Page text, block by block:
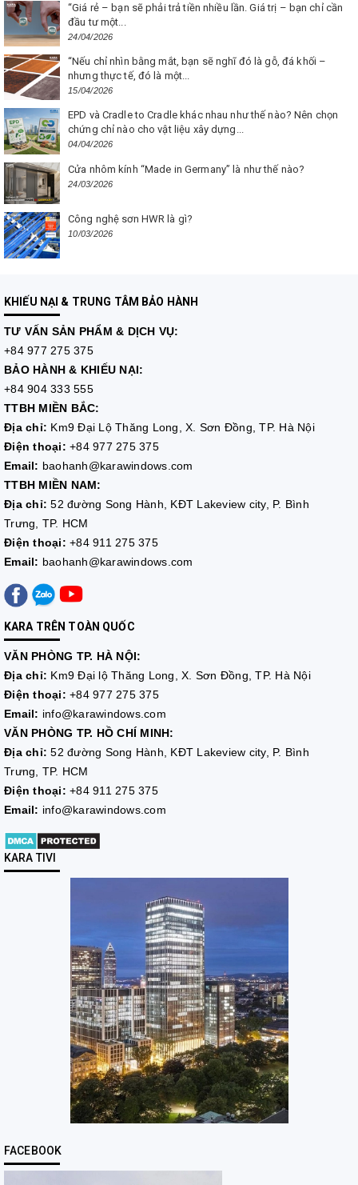
“Giá rẻ – bạn sẽ phải trả tiền nhiều lần. Giá trị – bạn chỉ cần
đầu tư một...
24/04/2026
“Nếu chỉ nhìn bằng mắt, bạn sẽ nghĩ đó là gỗ, đá khối –
nhưng thực tế, đó là một...
15/04/2026
EPD và Cradle to Cradle khác nhau như thế nào? Nên chọn
chứng chỉ nào cho vật liệu xây dựng...
04/04/2026
Cửa nhôm kính “Made in Germany” là như thế nào?
24/03/2026
Công nghệ sơn HWR là gì?
10/03/2026
KHIẾU NẠI & TRUNG TÂM BẢO HÀNH
TƯ VẤN SẢN PHẨM & DỊCH VỤ:
+84 977 275 375
BẢO HÀNH & KHIẾU NẠI:
+84 904 333 555
TTBH MIỀN BẮC:
Địa chỉ: Km9 Đại Lộ Thăng Long, X. Sơn Đồng, TP. Hà Nội
Điện thoại: +84 977 275 375
Email: baohanh@karawindows.com
TTBH MIỀN NAM:
Địa chỉ: 52 đường Song Hành, KĐT Lakeview city, P. Bình
Trưng, TP. HCM
Điện thoại: +84 911 275 375
Email: baohanh@karawindows.com
KARA TRÊN TOÀN QUỐC
VĂN PHÒNG TP. HÀ NỘI:
Địa chỉ: Km9 Đại lộ Thăng Long, X. Sơn Đồng, TP. Hà Nội
Điện thoại: +84 977 275 375
Email: info@karawindows.com
VĂN PHÒNG TP. HỒ CHÍ MINH:
Địa chỉ:52 đường Song Hành, KĐT Lakeview city, P. Bình
Trưng, TP. HCM
Điện thoại: +84 911 275 375
Email: info@karawindows.com
KARA TIVI
FACEBOOK